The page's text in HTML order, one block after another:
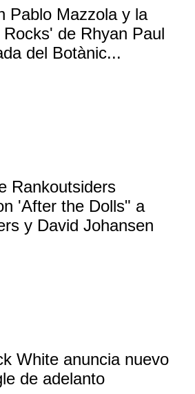
Pablo Mazzola y la
de Rhyan Paul
del Botànic...
Rankoutsiders
'After the Dolls" a
y David Johansen
White anuncia nuevo
de adelanto